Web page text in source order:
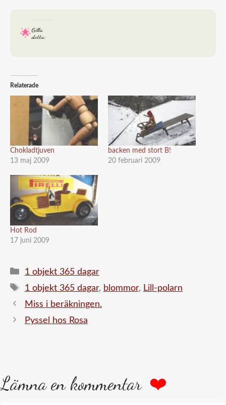
Gilla
detta:
Relaterade
Chokladtjuven
13 maj 2009
backen med stort B!
20 februari 2009
Hot Rod
17 juni 2009
Kategorier
1 objekt 365 dagar
Etiketter
1 objekt 365 dagar, blommor, Lill-polarn
Miss i beräkningen.
Pyssel hos Rosa
Lämna en kommentar